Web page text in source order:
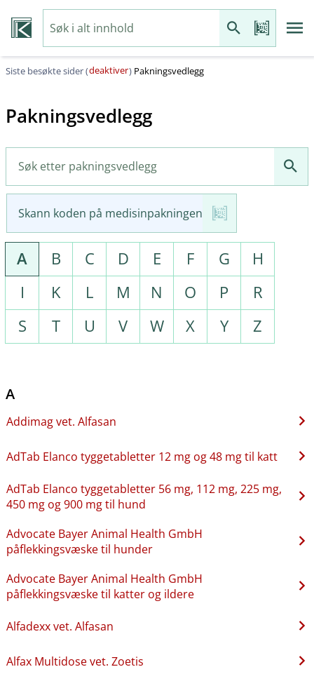
Siste besøkte sider (deaktiver) Pakningsvedlegg
Pakningsvedlegg
Skann koden på medisinpakningen
A B C D E F G
H
I
K L M N O P
R
S
T U V W X Y Z
A
Addimag vet. Alfasan
AdTab Elanco tyggetabletter 12 mg og 48 mg til katt
AdTab Elanco tyggetabletter 56 mg, 112 mg, 225 mg,
450 mg og 900 mg til hund
Advocate Bayer Animal Health GmbH
påflekkingsvæske til hunder
Advocate Bayer Animal Health GmbH
påflekkingsvæske til katter og ildere
Alfadexx vet. Alfasan
Alfax Multidose vet. Zoetis